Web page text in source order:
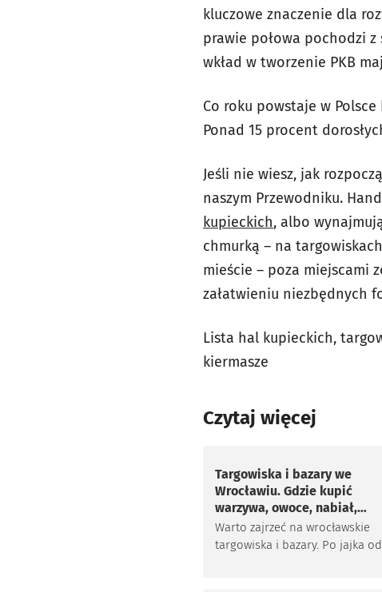
kluczowe znaczenie dla
prawie połowa pochodzi z
wkład w tworzenie PKB
Co roku powstaje w
Ponad 15 procent
Jeśli nie wiesz, jak
naszym Przewodniku.
kupieckich, albo
chmurką – na
mieście – poza miejscami
załatwieniu niezbędnych
Lista hal kupieckich,
kiermasze
Czytaj więcej
Targowiska i bazary we
Wrocławiu. Gdzie kupić
warzywa, owoce, nabiał,
wędliny, drób? [CENY]
Warto zajrzeć na wrocławskie
targowiska i bazary. Po jajka od